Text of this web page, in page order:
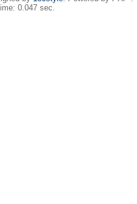
0.047 sec.